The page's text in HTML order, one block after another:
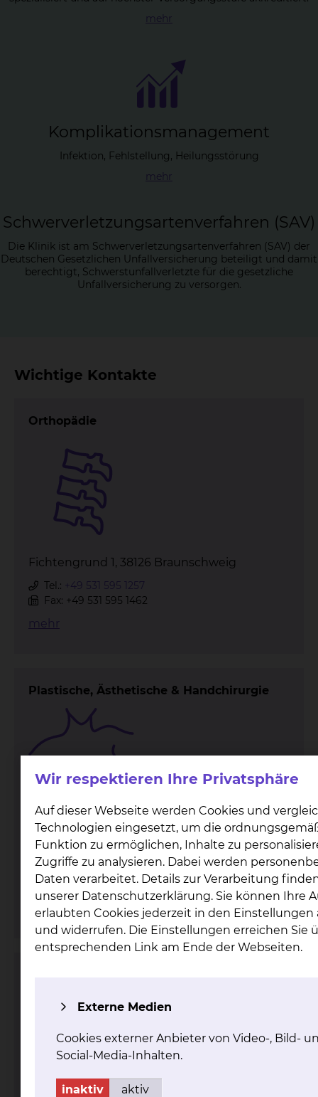
mehr
Kom­pli­ka­ti­ons­ma­nage­ment
Infektion, Fehlstellung, Heilungsstörung
mehr
Schwer­ver­let­zungs­ar­ten­ver­fah­ren (SAV)
Die Klinik ist am Schwerverletzungsartenverfahren (SAV) der
Deutschen Gesetzlichen Unfallversicherung beteiligt und damit
berechtigt, Schwerstunfallverletzte für die gesetzliche
Unfallversicherung zu versorgen.
Wichtige Kontakte
Orthopädie
Fichtengrund 1, 38126 Braunschweig
Tel.: +49 531 595 1257
Fax: +49 531 595 1462
mehr
Plastische, Ästhetische & Handchirurgie
Fichtengrund 1, 38126 Braunschweig
Tel.:+49 531 595 1248
Fax: +49 531 595 1723
Per E-Mail kontaktieren
mehr
Wir respektieren Ihre Privatsphäre
Auf dieser Webseite werden Cookies und
Technologien eingesetzt, um die
Funktion zu ermöglichen, Inhalte zu
Zugriffe zu analysieren. Dabei werden
Daten verarbeitet. Details zur Verarbeitung
unserer Datenschutzerklärung. Sie können Ihre
erlaubten Cookies jederzeit in den Einstellungen
und widerrufen. Die Einstellungen erreichen Sie
entsprechenden Link am Ende der Webseiten.
Externe Medien
Cookies externer Anbieter von Video-, Bild-
Social-Media-Inhalten.
inaktiv aktiv